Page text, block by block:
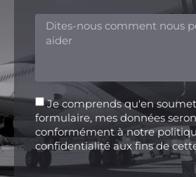
Je comprends qu'en
formulaire, mes données
conformément à notre
confidentialité aux fins de